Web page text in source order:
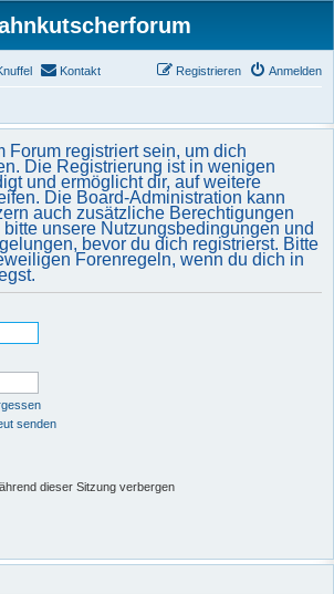
Kontakt Anmelden
Registrieren
Forum registriert sein, um dich
Die Registrierung ist in wenigen
und ermöglicht dir, auf weitere
Die Board-Administration kann
auch zusätzliche Berechtigungen
unsere Nutzungsbedingungen und
bevor du dich registrierst. Bitte
Forenregeln, wenn du dich in
senden
dieser Sitzung verbergen